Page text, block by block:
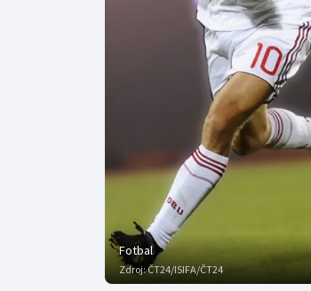
Fotbal
Zdroj:ČT24/ISIFA/ČT24